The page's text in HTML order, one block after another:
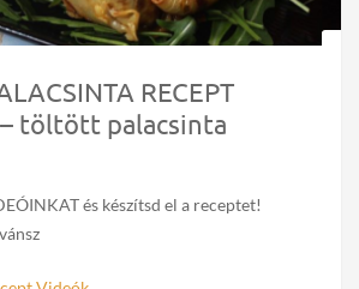
RECEPT
– töltött palacsinta
és készítsd el a receptet!